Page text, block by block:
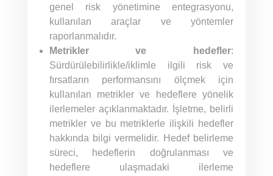
genel risk yönetimine entegrasyonu,
kullanılan araçlar ve yöntemler
raporlanmalıdır.
Metrikler ve hedefler:
Sürdürülebilirlikle/iklimle ilgili risk ve
fırsatların performansını ölçmek için
kullanılan metrikler ve hedeflere yönelik
ilerlemeler açıklanmaktadır. İşletme, belirli
metrikler ve bu metriklerle ilişkili hedefler
hakkında bilgi vermelidir. Hedef belirleme
süreci, hedeflerin doğrulanması ve
hedeflere ulaşmadaki ilerleme